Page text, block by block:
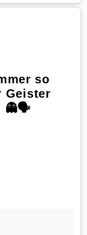
so
Geister
👻🗣️